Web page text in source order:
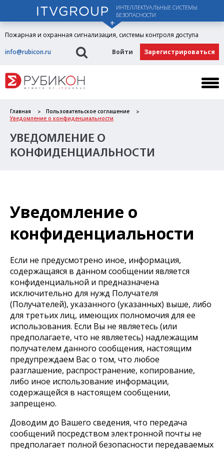
ИНТЕЛЛЕКТУАЛЬНЫЕ СИСТЕМЫ
БЕЗОПАСНОСТИ
Пожарная и охранная сигнализация, системы контроля доступа
info@rubicon.ru
Войти Зарегистрироваться
Главная
Пользовательское соглашение
Уведомление о конфиденциальности
УВЕДОМЛЕНИЕ О
КОНФИДЕНЦИАЛЬНОСТИ
Уведомление о
конфиденциальности
Если не предусмотрено иное, информация,
содержащаяся в данном сообщении является
конфиденциальной и предназначена
исключительно для нужд Получателя
(Получателей), указанного (указанных) выше, либо
для третьих лиц, имеющих полномочия для ее
использования. Если Вы не являетесь (или
предполагаете, что не являетесь) надлежащим
получателем данного сообщения, настоящим
предупреждаем Вас о том, что любое
разглашение, распространение, копирование,
либо иное использование информации,
содержащейся в настоящем сообщении,
запрещено.
Доводим до Вашего сведения, что передача
сообщений посредством электронной почты не
предполагает полной безопасности передаваемых